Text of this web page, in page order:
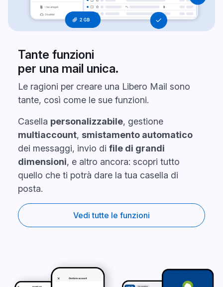
Tante funzioni
per una mail unica.
Le ragioni per creare una Libero Mail sono
tante, così come le sue funzioni.
Casella personalizzabile, gestione
multiaccount, smistamento automatico
dei messaggi, invio di file di grandi
dimensioni, e altro ancora: scopri tutto
quello che ti potrà dare la tua casella di
posta.
Vedi tutte le funzioni